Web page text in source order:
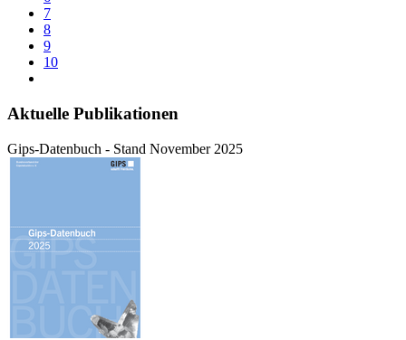
7
8
9
10
Aktuelle Publikationen
Gips-Datenbuch - Stand November 2025